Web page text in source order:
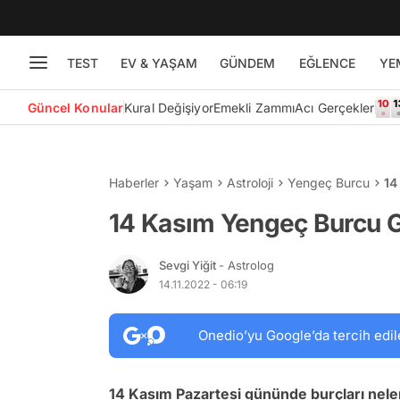
TEST EV & YAŞAM GÜNDEM EĞLENCE
Güncel KonularKural DeğişiyorEmekli ZammıAcı Gerçekler
Haberler Yaşam Astroloji Yengeç Burcu
14 Kasım Yengeç Burcu
Sevgi Yiğit - Astrolog
14.11.2022 - 06:19
Onedio’yu Google’da tercih
14 Kasım Pazartesi gününde burçları